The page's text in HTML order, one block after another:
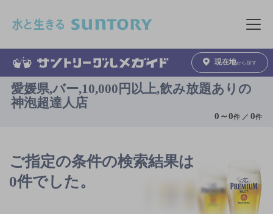
メニュ
現在地から探す
愛媛県,バー,10,000円以上,飲み放題ありの
神泡超達人店
0 ～0件 ／0件
ご指定の条件の検索結果は
0件でした。